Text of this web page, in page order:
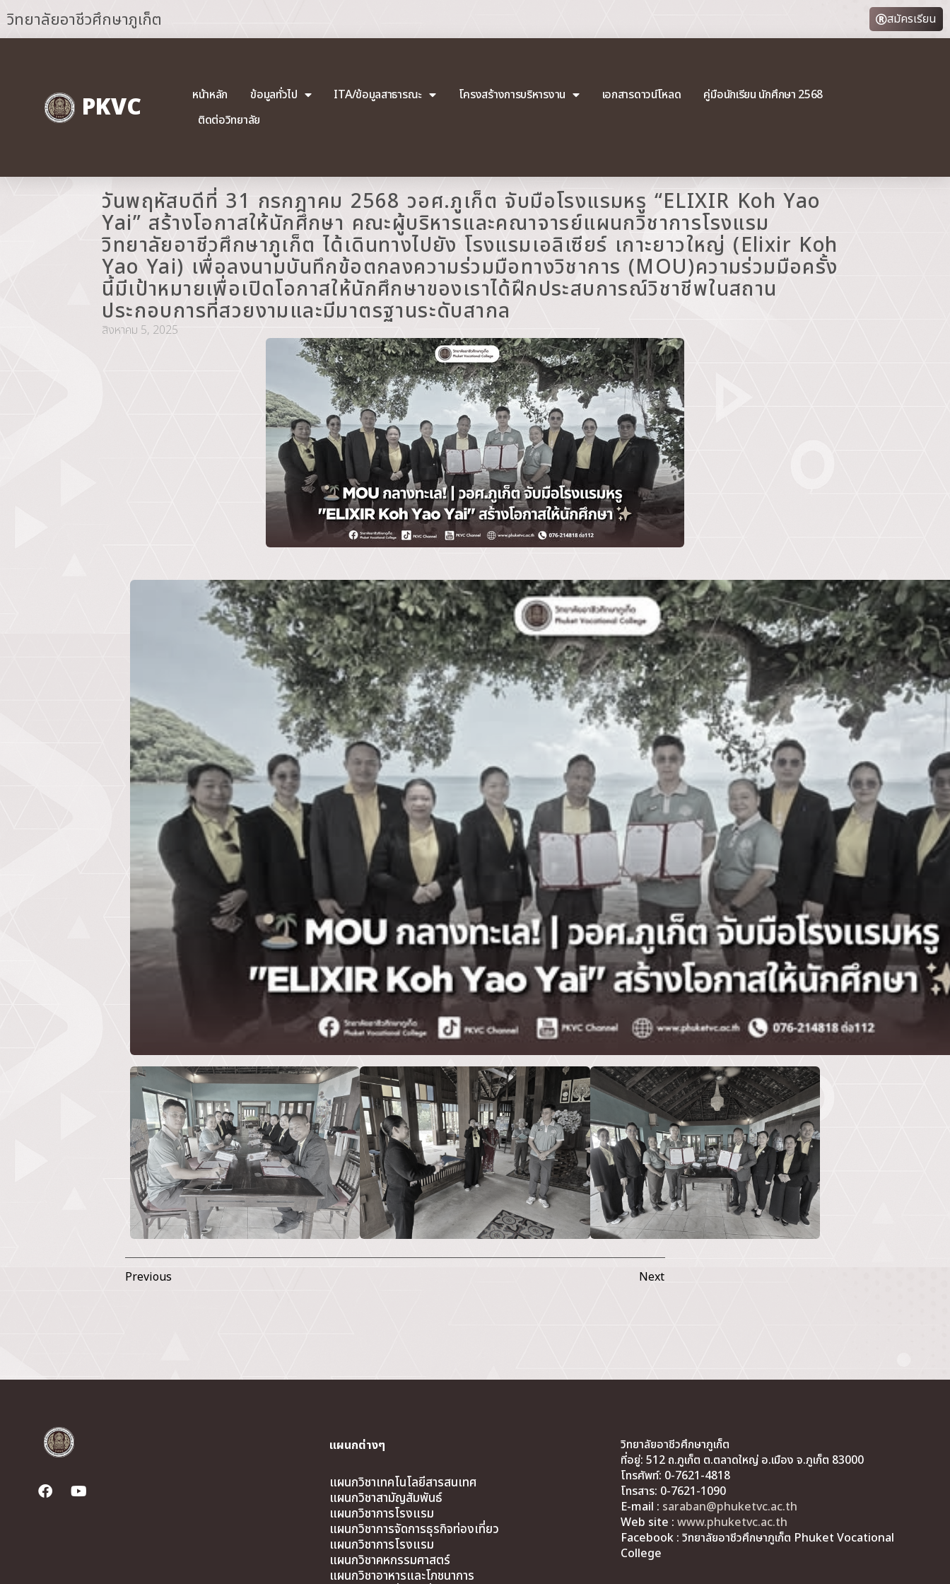
วิทยาลัยอาชีวศึกษาภูเก็ต สมัครเรียน
PKVC หน้าหลัก ข้อมูลทั่วไป ITA/ข้อมูลสาธารณะ โครงสร้างการบริหารงาน เอกสารดาวน์โหลด
คู่มือนักเรียน นักศึกษา 2568
ติดต่อวิทยาลัย
วันพฤหัสบดีที่ 31 กรกฎาคม 2568 วอศ.ภูเก็ต จับมือโรงแรมหรู “ELIXIR Koh Yao
Yai” สร้างโอกาสให้นักศึกษา คณะผู้บริหารและคณาจารย์แผนกวิชาการโรงแรม
วิทยาลัยอาชีวศึกษาภูเก็ต ได้เดินทางไปยัง โรงแรมเอลิเซียร์ เกาะยาวใหญ่ (Elixir Koh
Yao Yai) เพื่อลงนามบันทึกข้อตกลงความร่วมมือทางวิชาการ (MOU)ความร่วมมือครั้ง
นี้มีเป้าหมายเพื่อเปิดโอกาสให้นักศึกษาของเราได้ฝึกประสบการณ์วิชาชีพในสถาน
ประกอบการที่สวยงามและมีมาตรฐานระดับสากล
สิงหาคม 5, 2025
Previous Next
แผนกต่างๆ
แผนกวิชาเทคโนโลยีสารสนเทศ
แผนกวิชาสามัญสัมพันธ์
แผนกวิชาการโรงแรม
แผนกวิชาการจัดการธุรกิจท่องเที่ยว
แผนกวิชาการโรงแรม
แผนกวิชาคหกรรมศาสตร์
แผนกวิชาอาหารและโภชนาการ
วิทยาลัยอาชีวศึกษาภูเก็ต
ที่อยู่: 512 ถ.ภูเก็ต ต.ตลาดใหญ่ อ.เมือง จ.ภูเก็ต 83000
โทรศัพท์: 0-7621-4818
โทรสาร: 0-7621-1090
E-mail : saraban@phuketvc.ac.th
Web site :www.phuketvc.ac.th
Facebook : วิทยาลัยอาชีวศึกษาภูเก็ต Phuket Vocational
College